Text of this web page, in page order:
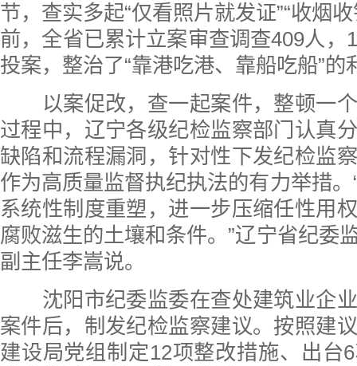
节，查实多起“仅看照片就发证”“收烟
前，全省已累计立案审查调查409人，
投案，整治了“靠港吃港、靠船吃船”的
以案促改，查一起案件，整顿一个
过程中，辽宁各级纪检监察部门认真
缺陷和流程漏洞，针对性下发纪检监
作为高质量监督执纪执法的有力举措
系统性制度重塑，进一步压缩任性用
腐败滋生的土壤和条件。”辽宁省纪委
副主任李嵩说。
沈阳市纪委监委在查处建筑业企业
案件后，制发纪检监察建议。按照建
建设局党组制定12项整改措施、出台